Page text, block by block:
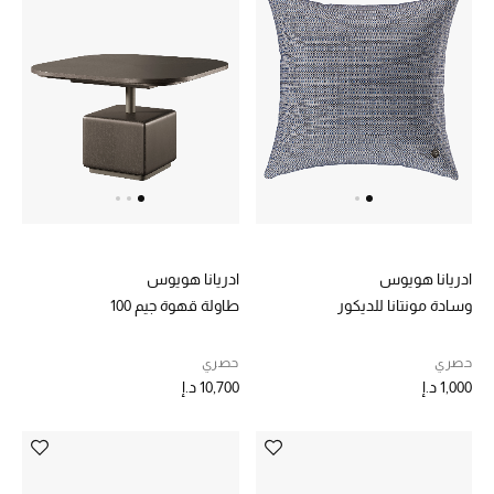
موضة نسائية
تسوقوا للنساء
الحقائب
الموسم الجديد
دليل ملتزمات الحقائب
حقائب الأطفال
ادريانا هويوس
وسادة مونتانا للديكور
حصري
1,000 د.إ
ادريانا هويوس
طاولة قهوة جيم 100
حصري
10,700 د.إ